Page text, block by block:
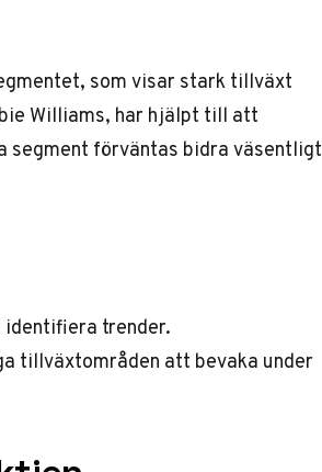
som visar stark tillväxt
Williams, har hjälpt till att
förväntas bidra väsentligt
trender.
tillväxtområden att bevaka under